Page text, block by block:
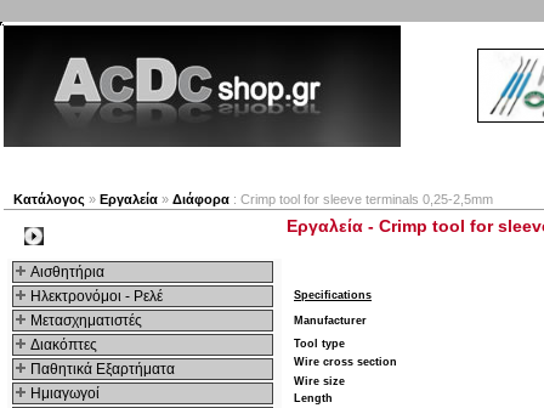
Κατάλογος » Εργαλεία » Διάφορα : Crimp tool for sleeve terminals 0,25-2,5mm
Αισθητήρια
Ηλεκτρονόμοι - Ρελέ
Μετασχηματιστές
Διακόπτες
Παθητικά Εξαρτήματα
Hμιαγωγοί
Εργαλεία - Crimp tool for
Specifications
Manufacturer
Tool type
Wire cross section
Wire size
Length